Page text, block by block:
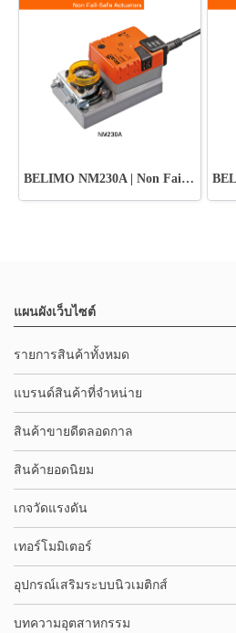
BELIMO NM230A | Non Fail-Safe Damper Actuator
แผนผังเว็บไซต์
รายการสินค้าทั้งหมด
แบรนด์สินค้าที่จำหน่าย
สินค้าขายดีตลอดกาล
สินค้ายอดนิยม
เกจวัดแรงดัน
เทอร์โมมิเตอร์
อุปกรณ์เสริมระบบนิวเมติกส์
บทความอุตสาหกรรม